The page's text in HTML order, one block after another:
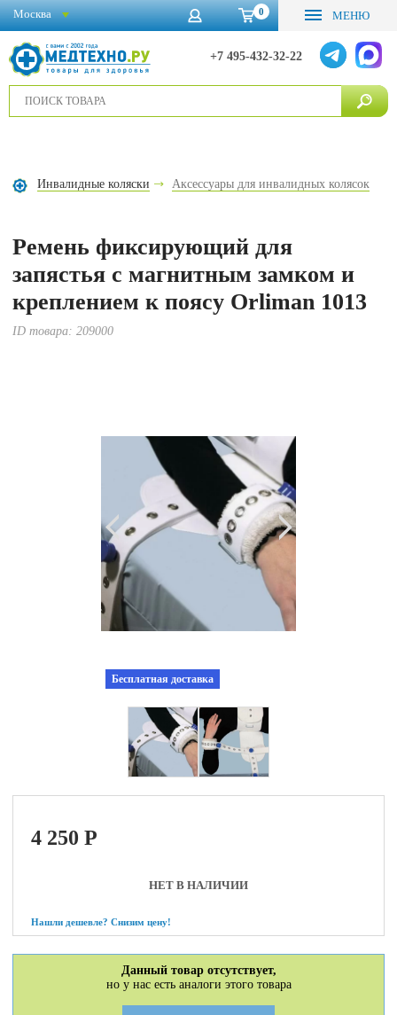
0 МЕНЮ
+7 495-432-32-22
Москва
Инвалидные коляски Аксессуары для инвалидных колясок
Ремень фиксирующий для
запястья с магнитным замком и
креплением к поясу Orliman 1013
ID товара:209000
Бесплатная доставка
4 250P
НЕТ В НАЛИЧИИ
Нашли дешевле? Снизим цену!
Данный товар отсутствует,
но у нас есть аналоги этого товара